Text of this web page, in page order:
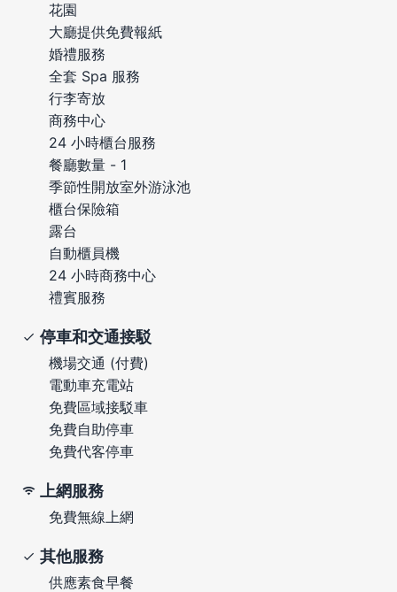
花園
大廳提供免費報紙
婚禮服務
全套 Spa 服務
行李寄放
商務中心
24 小時櫃台服務
餐廳數量 - 1
季節性開放室外游泳池
櫃台保險箱
露台
自動櫃員機
24 小時商務中心
禮賓服務
停車和交通接駁
機場交通 (付費)
電動車充電站
免費區域接駁車
免費自助停車
免費代客停車
上網服務
免費無線上網
其他服務
供應素食早餐